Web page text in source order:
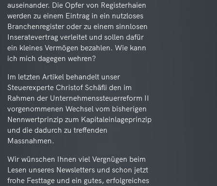
auseinander. Die Opfer von Registerhaien
werden zu einem Eintrag in ein nutzloses
Branchenregister oder zu einem sinnlosen
Inseratevertrag verleitet und sollen dafür
ein kleines Vermögen bezahlen. Wie kann
ich mich dagegen wehren?
Im letzten Artikel behandelt unser
Steuerexperte Christof Schäfli den im
Rahmen der Unternehmenssteuerreform II
vorgenommenen Wechsel vom bisherigen
Nennwertprinzip zum Kapitaleinlageprinzip
und die dadurch zu treffenden
Massnahmen.
Wir wünschen Ihnen viel Vergnügen beim
Lesen unseres Newsletters und schon jetzt
frohe Festtage und ein gutes, erfolgreiches